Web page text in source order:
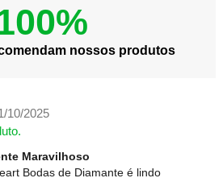
nossos produtos
10/2025
Maravilhoso
Bodas de Diamante é lindo